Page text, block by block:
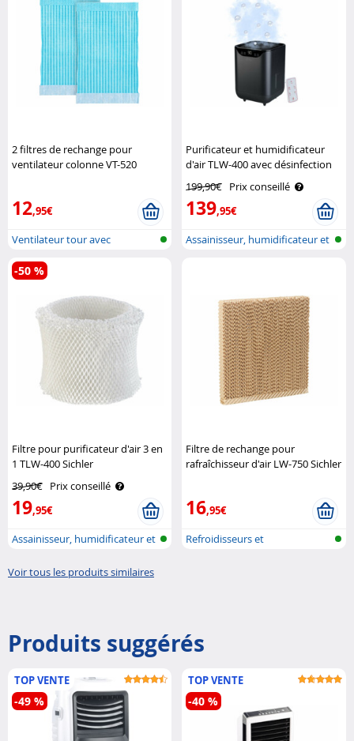
2 filtres de rechange pour
ventilateur colonne VT-520
12,95€
Ventilateur tour avec
humidificateu..
Purificateur et humidificateur
d'air TLW-400 avec désinfection
UV - coloris noir Sichler
Haushaltsgeräte
199,90€ Prix conseillé
139,95€
Assainisseur, humidificateur et
Filtre pour purificateur d'air 3 en
1 TLW-400 Sichler
39,90€ Prix conseillé
19,95€
-50 %
Assainisseur, humidificateur et
Filtre de rechange pour
rafraîchisseur d'air LW-750 Sichler
16,95€
Refroidisseurs et
Voir tous les produits similaires
Produits suggérés
TOP VENTE
-49 %
TOP VENTE
-40 %